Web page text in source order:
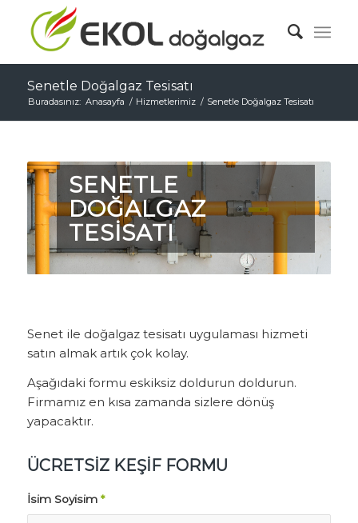
Senetle Doğalgaz Tesisatı
Buradasınız: Anasayfa / Hizmetlerimiz / Senetle Doğalgaz Tesisatı
SENETLE
DOĞALGAZ
TESİSATI
Senet ile doğalgaz tesisatı uygulaması hizmeti
satın almak artık çok kolay.
Aşağıdaki formu eskiksiz doldurun doldurun.
Firmamız en kısa zamanda sizlere dönüş
yapacaktır.
ÜCRETSİZ KEŞİF FORMU
İsim Soyisim *